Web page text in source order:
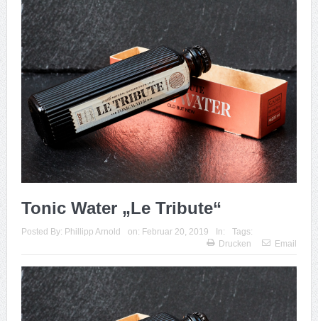
Tonic Water „Le Tribute“
Posted By: Phillipp Arnold on: Februar 20, 2019 In:
Tags:
Drucken
Email